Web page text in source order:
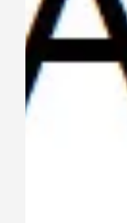
A televisão continua sendo um dos meios mais
poderosos de
tempos de mídias
Globo, SBT e
consolidada junto
espaço
desejam
vendas. Fonte: